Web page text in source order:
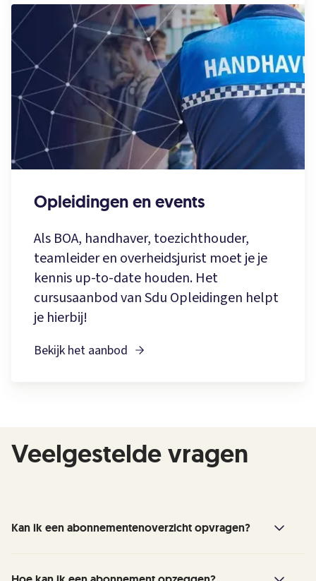
Opleidingen en events
Als BOA, handhaver, toezichthouder,
teamleider en overheidsjurist moet je je
kennis up-to-date houden. Het
cursusaanbod van Sdu Opleidingen helpt
je hierbij!
Bekijk het aanbod
Veelgestelde vragen
Kan ik een abonnementenoverzicht opvragen?